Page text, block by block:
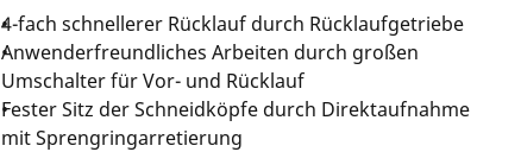
4-fach schnellerer Rücklauf durch Rücklaufgetriebe
Anwenderfreundliches Arbeiten durch großen
Umschalter für Vor- und Rücklauf
Fester Sitz der Schneidköpfe durch Direktaufnahme
mit Sprengringarretierung